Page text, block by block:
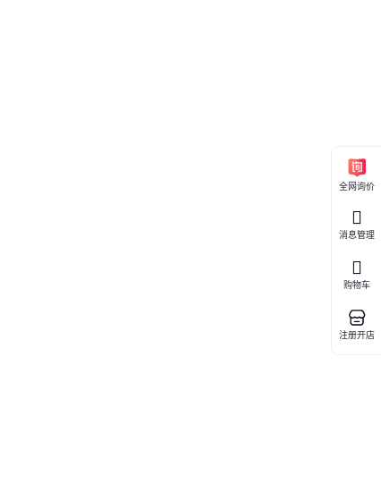
全网询价
消息管理
购物车
注册开店